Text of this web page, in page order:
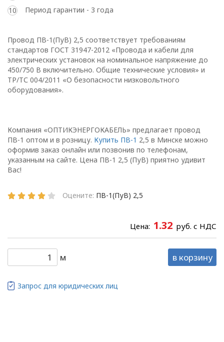
Период гарантии - 3 года
Провод ПВ-1(ПуВ) 2,5 соответствует требованиям
стандартов ГОСТ 31947-2012 «Провода и кабели для
электрических установок на номинальное напряжение до
450/750 В включительно. Общие технические условия» и
ТР/ТС 004/2011 «О безопасности низковольтного
оборудования».
Компания «ОПТИКЭНЕРГОКАБЕЛЬ» предлагает провод
ПВ-1 оптом и в розницу. Купить ПВ-1 2,5 в Минске можно
оформив заказ онлайн или позвонив по телефонам,
указанным на сайте. Цена ПВ-1 2,5 (ПуВ) приятно удивит
Вас!
Оцените: ПВ-1(ПуВ) 2,5
Цена: 1.32 руб. с НДС
м в корзину
Запрос для юридических лиц
Глава 1
положения
1.1. Настоящая политика в
«ОПТИКЭНЕРГОКАБЕЛЬ»
(далее – Политика)
определяет
персональных данных,
которые обрабатываются
ООО «ОПТИКЭНЕРГОКАБЕЛЬ».
отношении персональных